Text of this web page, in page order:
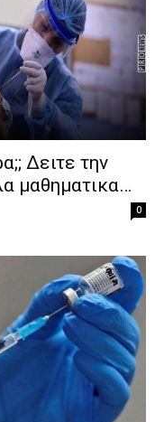
Δειτε την
μαθηματικα…
0